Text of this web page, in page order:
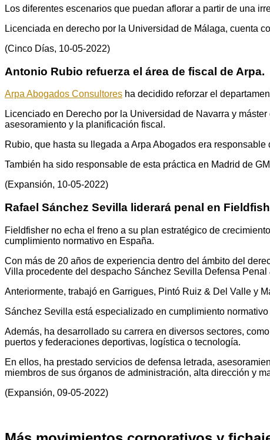
Los diferentes escenarios que puedan aflorar a partir de una
Licenciada en derecho por la Universidad de Málaga, cuenta
(Cinco Días, 10-05-2022)
Antonio Rubio refuerza el área de fiscal de Arpa.
Arpa Abogados Consultores ha decidido reforzar el
Licenciado en Derecho por la Universidad de Navarra y
asesoramiento y la planificación fiscal.
Rubio, que hasta su llegada a Arpa Abogados era
También ha sido responsable de esta práctica en Madrid de
(Expansión, 10-05-2022)
Rafael Sánchez Sevilla liderará penal en
Fieldfisher no echa el freno a su plan estratégico de
cumplimiento normativo en España.
Con más de 20 años de experiencia dentro del ámbito del
Villa procedente del despacho Sánchez Sevilla Defensa Penal
Anteriormente, trabajó en Garrigues, Pintó Ruiz & Del Valle y
Sánchez Sevilla está especializado en cumplimiento
Además, ha desarrollado su carrera en diversos sectores,
puertos y federaciones deportivas, logística o tecnología.
En ellos, ha prestado servicios de defensa letrada,
miembros de sus órganos de administración, alta dirección y
(Expansión, 09-05-2022)